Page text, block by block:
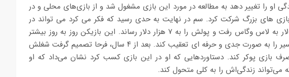
او را تغییر دهد به مطالعه در مورد این بازی مشغول شد و از بازی‌های محلی و در
های بزرگ شرکت کرد. سم در نهایت به حدی رسید که فکر می کرد می تواند در
بازی های جدی پوکر شرکت کند. او با ۲ هزار دلار به لاس وگاس رفت و پولش را به ۷ هزار دلار رساند. این بازیکن روز به روز بیشتر
پیشرفت می کرد و مشخص بود که باید این مسیر را به صورت جدی و حرفه ای تعقیب کند. بعد از ۴ سال، فرحا تصمیم گرفت شغلش
بازی پوکر کند. دستاوردهایی که او در این بازی کسب کرد نشان می‌داد که او
می‌تواند زندگی‌اش را به کلی متحول کند.